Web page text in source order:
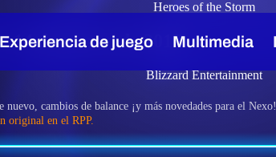
Heroes of the Storm
14 de marzo de 2017
Blizzard Entertainment
cambios de balance ¡y más novedades para el Nexo!
original en el RPP.